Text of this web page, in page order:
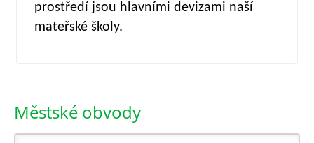
Městské obvody
prostředí jsou hlavními devizami naší
mateřské školy.